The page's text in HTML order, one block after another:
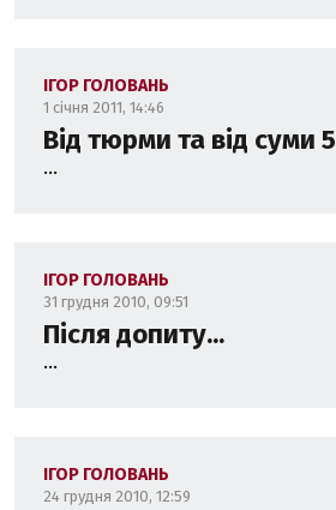
ІГОР ГОЛОВАНЬ
1 січня 2011, 14:46
Від тюрми та від суми 5
...
ІГОР ГОЛОВАНЬ
31 грудня 2010, 09:51
Після допиту...
...
ІГОР ГОЛОВАНЬ
24 грудня 2010, 12:59